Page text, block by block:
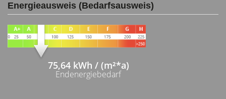
Energieausweis (Bedarfsausweis)
75,64 kWh / (m²*a)
Endenergiebedarf